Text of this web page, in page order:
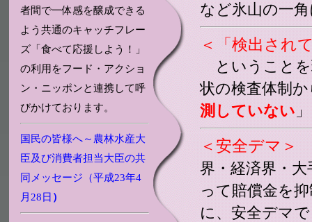
者間で一体感を醸成できる
よう共通のキャッチフレー
ズ「食べて応援しよう！」
の利用をフード・アクショ
ン・ニッポンと連携して呼
びかけております。
国民の皆様へ～農林水産大
臣及び消費者担当大臣の共
同メッセージ（平成23年4
月28日 ）
など氷山の一
＜「検出され
ということを
状の検査体制
測していない
＜安全デマ＞
界・経済界・
って賠償金を
に、安全デマ